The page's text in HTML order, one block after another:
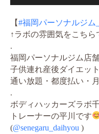
【#福岡パーソナルジム
↑ラボの雰囲気をこちら
.
福岡パーソナルジム店
子供連れ産後ダイエット
通い放題・都度払い・
.
ボディハッカーズラボ
トレーナーの平川です
(@senegaru_daihyou )